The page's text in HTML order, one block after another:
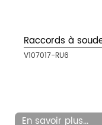
Raccords à
V107017-RU6
En savoir plus...